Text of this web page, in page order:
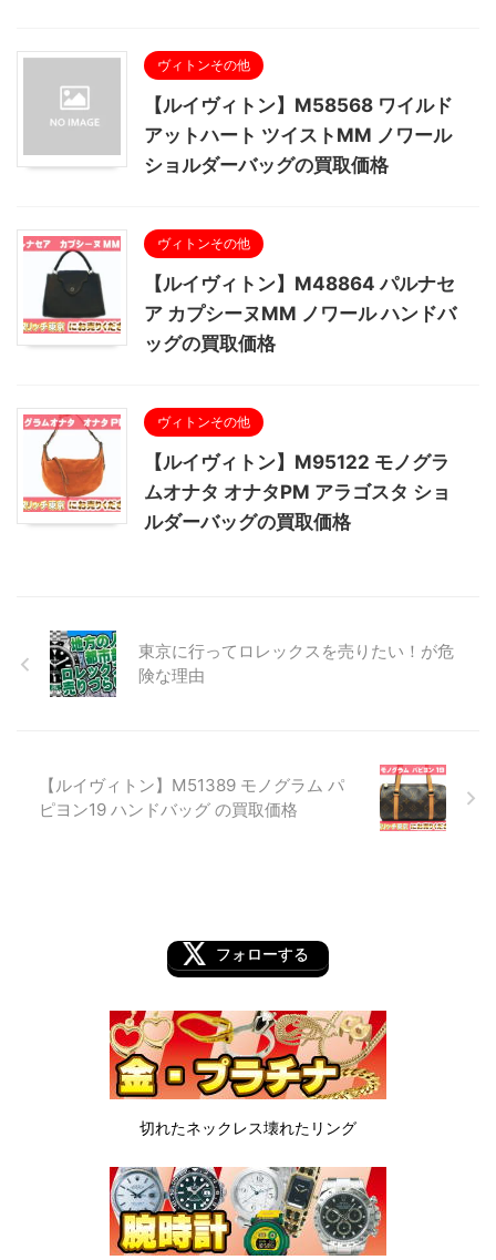
ヴィトンその他
【ルイヴィトン】M58568 ワイルド
アットハート ツイストMM ノワール
ショルダーバッグの買取価格
ヴィトンその他
【ルイヴィトン】M48864 パルナセ
ア カプシーヌMM ノワール ハンドバ
ッグの買取価格
ヴィトンその他
【ルイヴィトン】M95122 モノグラ
ムオナタ オナタPM アラゴスタ ショ
ルダーバッグの買取価格
東京に行ってロレックスを売りたい！が危
険な理由
【ルイヴィトン】M51389 モノグラム パ
ピヨン19 ハンドバッグ の買取価格
フォローする
切れたネックレス壊れたリング